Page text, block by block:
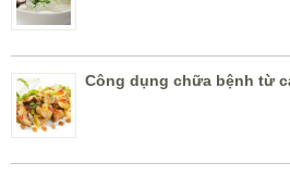
Công dụng chữa bệnh từ